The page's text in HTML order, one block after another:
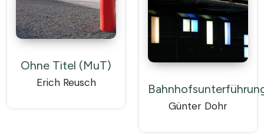
Ohne Titel (MuT)
Erich Reusch
Günter Dohr